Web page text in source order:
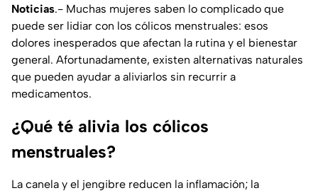
Noticias.- Muchas mujeres saben lo complicado que
puede ser lidiar con los cólicos menstruales: esos
dolores inesperados que afectan la rutina y el bienestar
general. Afortunadamente, existen alternativas naturales
que pueden ayudar a aliviarlos sin recurrir a
medicamentos.
¿Qué té alivia los cólicos
menstruales?
La canela y el jengibre reducen la inflamación; la